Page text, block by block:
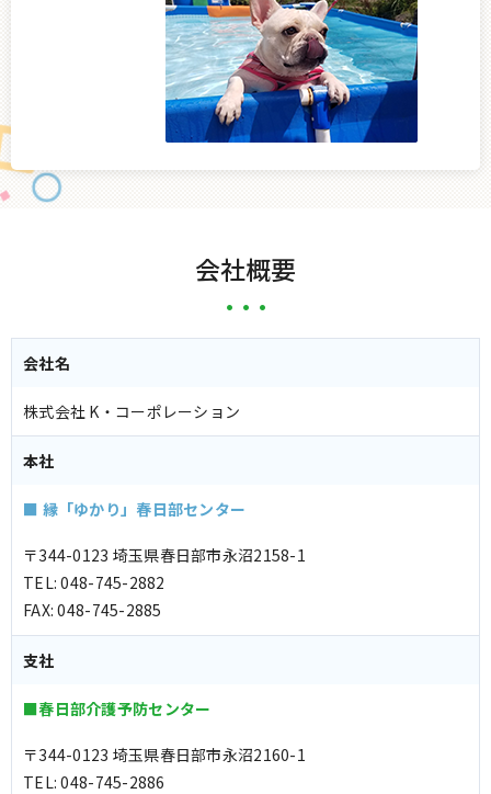
会社概要
会社名
株式会社 K・コーポレーション
本社
■ 縁「ゆかり」春日部センター
〒344-0123 埼玉県春日部市永沼2158-1
TEL: 048-745-2882
FAX: 048-745-2885
支社
■春日部介護予防センター
〒344-0123 埼玉県春日部市永沼2160-1
TEL: 048-745-2886